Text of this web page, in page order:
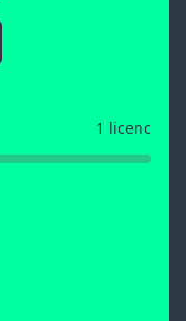
1 licenc